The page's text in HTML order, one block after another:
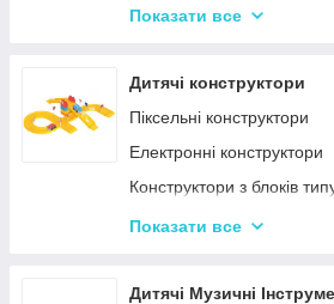
Дитячі водяні пістолети,
Дитячі іграшкові луки,
Іграшкові пістолети
Дитячі пістолети,
Показати все
Дитячі конструктори
Піксельні конструктори
Електронні конструктори
Конструктори з блоків
Конструктор для малюків
Тривимірні пазли-
Показати все
Дитячі Музичні